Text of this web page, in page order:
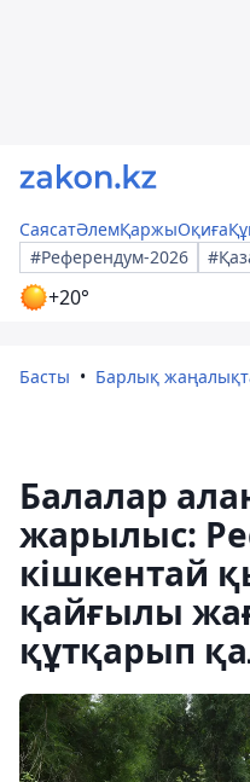
СаясатӘлемҚаржыОқиға
#Референдум-2026
+20°
Басты Барлық
Балалар
жарылыс:
кішкентай
қайғылы
құтқарып